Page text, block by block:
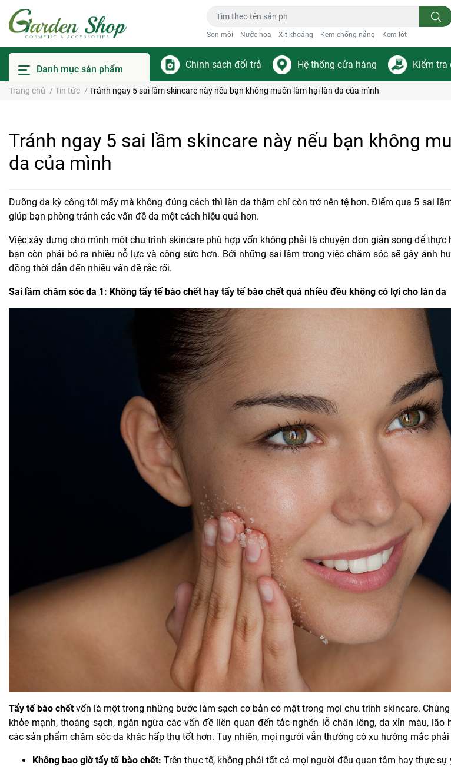
Son môi Nước hoa Xịt khoáng Kem chống nắng Kem lót
Danh mục sản phẩm Chính sách đổi trả Hệ thống cửa hàng Kiểm tra
Trang chủ / Tin tức / Tránh ngay 5 sai lầm skincare này nếu bạn không muốn làm hại làn da của mình
Tránh ngay 5 sai lầm skincare này nếu bạn không
da của mình
Dưỡng da kỳ công tới mấy mà không đúng cách thì làn da thậm chí còn trở nên tệ hơn. Điểm qua 5 sai
giúp bạn phòng tránh các vấn đề da một cách hiệu quả hơn.
Việc xây dựng cho mình một chu trình skincare phù hợp vốn không phải là chuyện đơn giản song để
bạn còn phải bỏ ra nhiều nỗ lực và công sức hơn. Bởi những sai lầm trong việc chăm sóc sẽ gây ảnh
đồng thời dẫn đến nhiều vấn đề rắc rối.
Sai lầm chăm sóc da 1: Không tẩy tế bào chết hay tẩy tế bào chết quá nhiều đều không có lợi cho làn da
Tẩy tế bào chếtvốn là một trong những bước làm sạch cơ bản có mặt trong mọi chu trình skincare.
khỏe mạnh, thoáng sạch, ngăn ngừa các vấn đề liên quan đến tắc nghẽn lỗ chân lông, da xỉn màu,
các sản phẩm chăm sóc da khác hấp thụ tốt hơn. Tuy nhiên, mọi người vẫn thường có xu hướng mắc
Không bao giờ tẩy tế bào chết: Trên thực tế, không phải tất cả mọi người đều quan tâm hay thực